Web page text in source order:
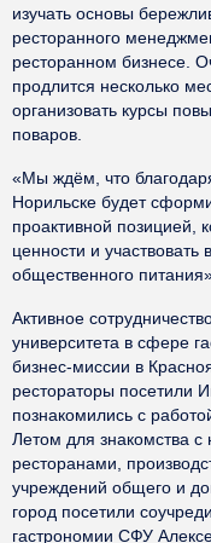
изучать основы
ресторанного
ресторанном бизнесе.
продлится несколько
организовать курсы
поваров.
«Мы ждём, что
Норильске будет
проактивной позицией,
ценности и участвовать
общественного
Активное
университета в сфере
бизнес-миссии в
рестораторы посетили
познакомились с
Летом для знакомства
ресторанами,
учреждений общего и
город посетили
гастрономии СФУ